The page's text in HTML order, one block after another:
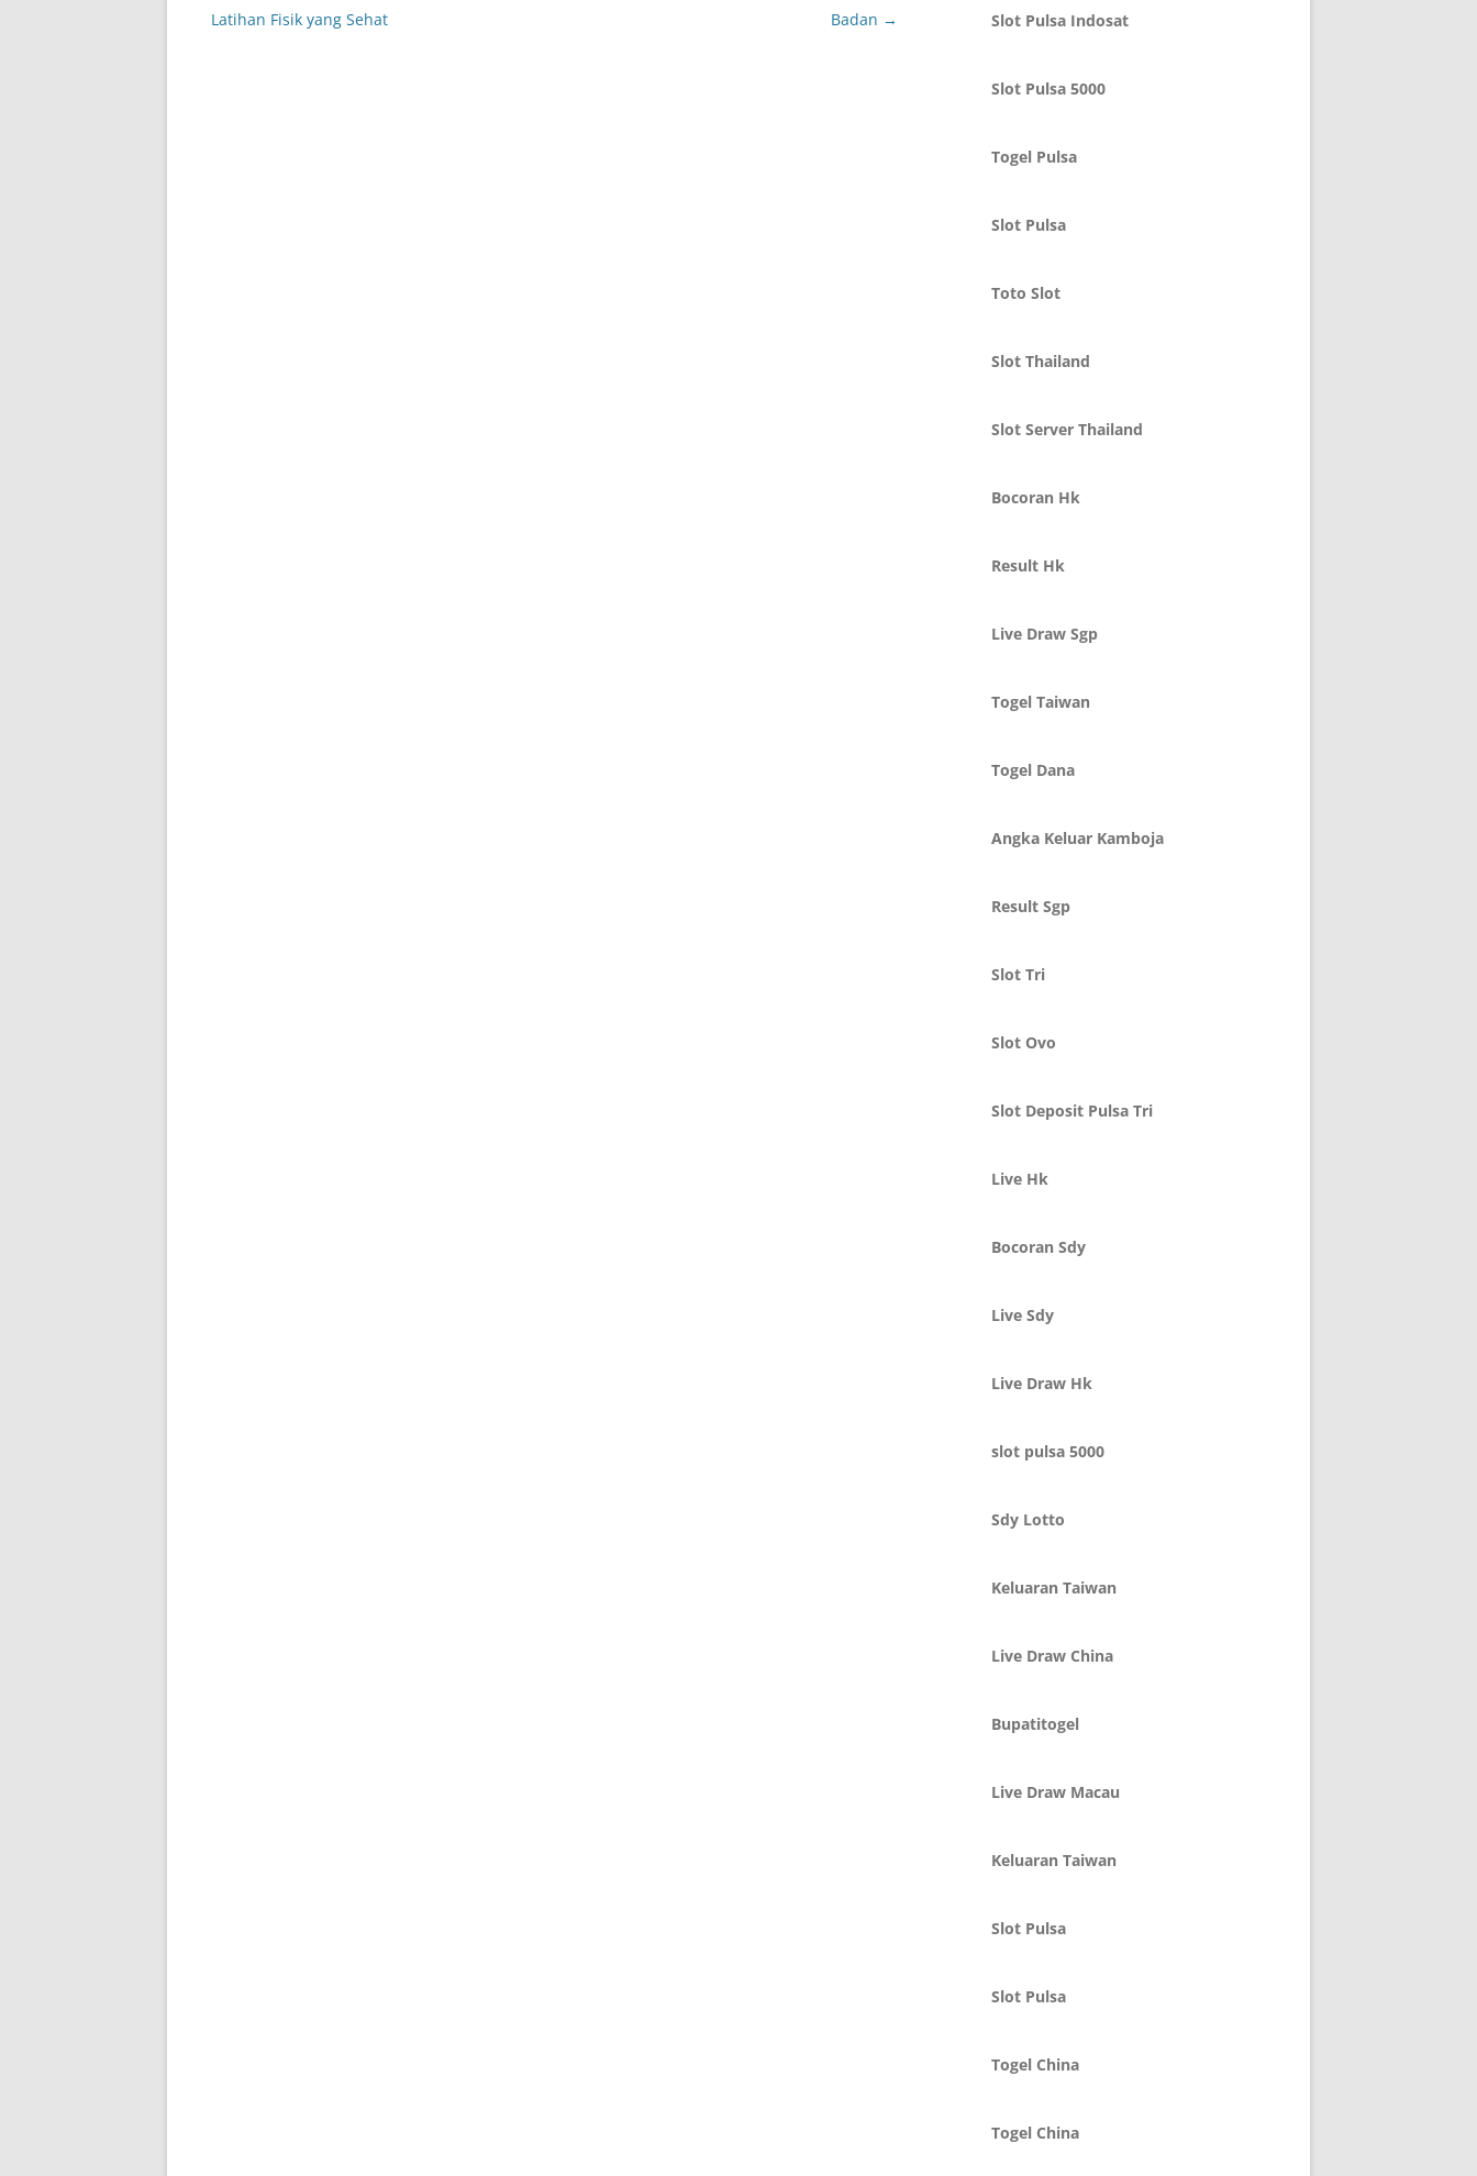
navigation
Latihan Fisik yang Sehat
Badan → Slot Pulsa Indosat
Slot Pulsa 5000
Togel Pulsa
Slot Pulsa
Toto Slot
Slot Thailand
Slot Server Thailand
Bocoran Hk
Result Hk
Live Draw Sgp
Togel Taiwan
Togel Dana
Angka Keluar Kamboja
Result Sgp
Slot Tri
Slot Ovo
Slot Deposit Pulsa Tri
Live Hk
Bocoran Sdy
Live Sdy
Live Draw Hk
slot pulsa 5000
Sdy Lotto
Keluaran Taiwan
Live Draw China
Bupatitogel
Live Draw Macau
Keluaran Taiwan
Slot Pulsa
Slot Pulsa
Togel China
Togel China